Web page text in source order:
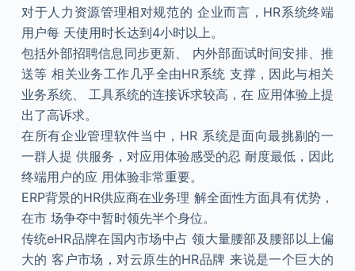
对于人力资源管理相对规范的 企业而言，HR系统终端
用户每 天使用时长达到4小时以上。
包括外部招聘信息同步更新、 内外部面试时间安排、推
送等 相关业务工作几乎全由HR系统 支撑，因此与相关
业务系统、 工具系统的连接诉求较高，在 应用体验上提
出了高诉求。
在所有企业管理软件当中，HR 系统是面向最挑剔的一
一群人提 供服务，对应用体验感受的忍 耐度最低，因此
终端用户的应 用体验非常重要。
ERP背景的HR供应商在业务理 解全面性方面具有优势，
在市 场争夺中暂时领先半个身位。
传统eHR品牌在国内市场中占 领大量腰部及腰部以上偏
大的 客户市场，对云原生的HR品牌 来说是一个巨大的